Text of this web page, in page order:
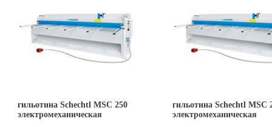
гильотина Schechtl MSC 250
электромеханическая
гильотина Schechtl MSC
электромеханическая